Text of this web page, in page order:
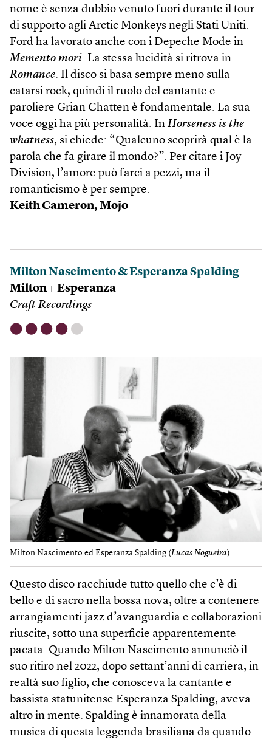
nome è senza dubbio venuto fuori durante il tour
di supporto agli Arctic Monkeys negli Stati Uniti.
Ford ha lavorato anche con i Depeche Mode in
Memento mori. La stessa lucidità si ritrova in
Romance. Il disco si basa sempre meno sulla
catarsi rock, quindi il ruolo del cantante e
paroliere Grian Chatten è fondamentale. La sua
voce oggi ha più personalità. In Horseness is the
whatness, si chiede: “Qualcuno scoprirà qual è la
parola che fa girare il mondo?”. Per citare i Joy
Division, l’amore può farci a pezzi, ma il
romanticismo è per sempre.
Keith Cameron, Mojo
Milton Nascimento & Esperanza Spalding
Milton + Esperanza
Craft Recordings
⬤ ⬤ ⬤ ⬤ ⬤
Milton Nascimento ed Esperanza Spalding (Lucas Nogueira)
Questo disco racchiude tutto quello che c’è di
bello e di sacro nella bossa nova, oltre a contenere
arrangiamenti jazz d’avanguardia e collaborazioni
riuscite, sotto una superficie apparentemente
pacata. Quando Milton Nascimento annunciò il
suo ritiro nel 2022, dopo settant’anni di carriera, in
realtà suo figlio, che conosceva la cantante e
bassista statunitense Esperanza Spalding, aveva
altro in mente. Spalding è innamorata della
musica di questa leggenda brasiliana da quando